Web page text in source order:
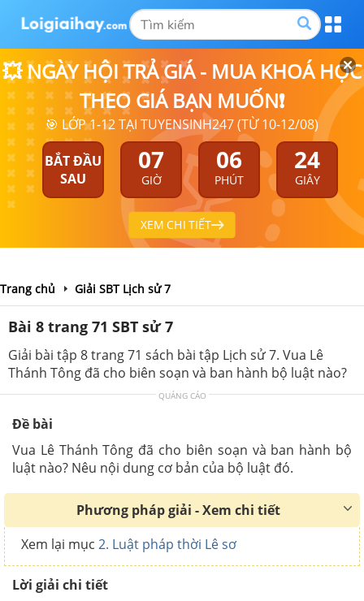
💥 NGÀY HỘI TRẢ GIÁ - MUA KHOÁ HỌC
THEO GIÁ BẠN MUỐN❗
🎯 LỚP 1-12 TẠI TUYENSINH247 (TỪ 10-12/08)
BẮT ĐẦU
SAU
07
GIỜ
06
PHÚT
24
GIÂY
XEM CHI TIẾT
Trang chủ Giải SBT Lịch sử 7
Bài 8 trang 71 SBT sử 7
Giải bài tập 8 trang 71 sách bài tập Lịch sử 7. Vua Lê
Thánh Tông đã cho biên soạn và ban hành bộ luật nào?
QUẢNG CÁO
Đề bài
Vua Lê Thánh Tông đã cho biên soạn và ban hành bộ
luật nào? Nêu nội dung cơ bản của bộ luật đó.
Phương pháp giải - Xem chi tiết
Xem lại mục 2. Luật pháp thời Lê sơ
Lời giải chi tiết